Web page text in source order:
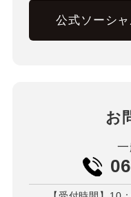
公式ソーシ
お